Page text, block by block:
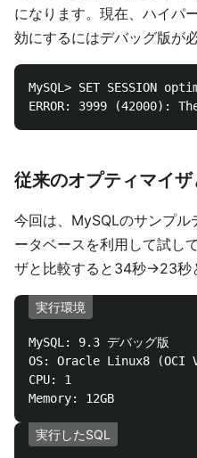
になります。現在、ハイパ
効にするにはデバッグ版が
MySQL> SET SESSION
従来のオプティマイ
今回は、MySQLのサンプル
ータベースを利用して試し
ザと比較すると34秒→23秒
実行環境
MySQL: 9.3 デバッグ版
OS: Oracle Linux8 (OCI
CPU: 1
実行したSQL